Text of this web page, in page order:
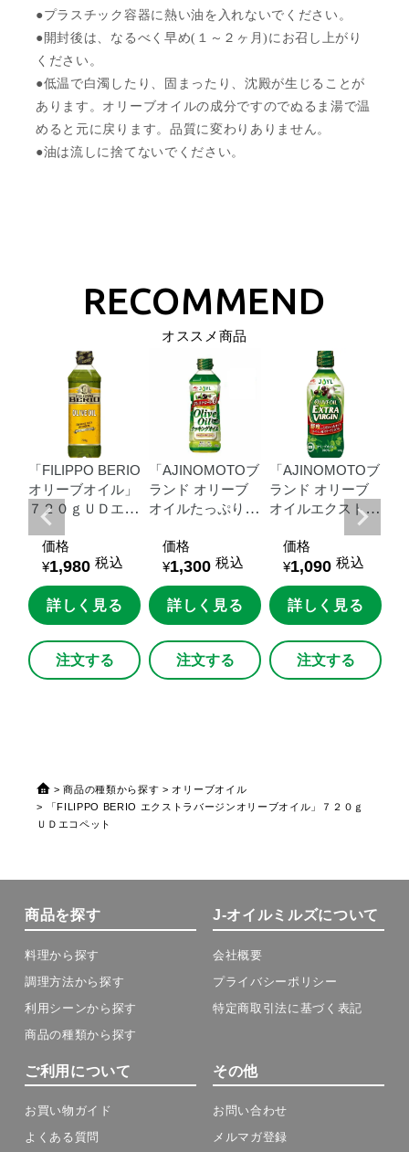
●プラスチック容器に熱い油を入れないでください。
●開封後は、なるべく早め(１～２ヶ月)にお召し上がり
ください。
●低温で白濁したり、固まったり、沈殿が生じることが
あります。オリーブオイルの成分ですのでぬるま湯で温
めると元に戻ります。品質に変わりありません。
●油は流しに捨てないでください。
オススメ商品
「FILIPPO BERIO
オリーブオイル」
７２０ｇＵＤエコ
ペット
価格
¥1,980 税込
詳しく見る
注文する
「AJINOMOTOブ
ランド オリーブ
オイルたっぷりク
６００ｇＵＤエコ
ペット
価格
¥1,300 税込
詳しく見る
注文する
「AJINOMOTOブ
ランド オリーブ
オイルエクストラ
４０
０ｇ瓶
価格
¥1,090 税込
詳しく見る
注文する
商品の種類から探す
オリーブオイル
「FILIPPO BERIO エクストラバージンオリーブオイル」７２０ｇ
ＵＤエコペット
商品を探す
料理から探す
調理方法から探す
利用シーンから探す
商品の種類から探す
J-オイルミルズについて
会社概要
プライバシーポリシー
特定商取引法に基づく表記
ご利用について
お買い物ガイド
よくある質問
その他
お問い合わせ
メルマガ登録